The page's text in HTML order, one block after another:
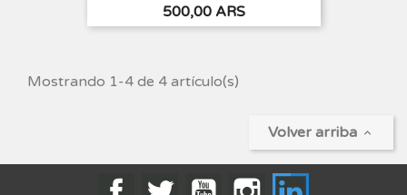
Precio
500,00 ARS
Mostrando 1-4 de 4 artículo(s)
Volver arriba 
FacebookTwitter YouTubeInstagram